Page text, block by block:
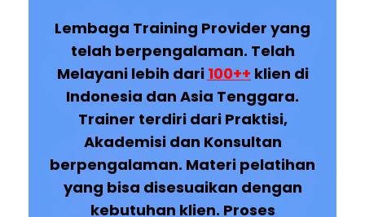
Lembaga Training Provider yang
telah berpengalaman. Telah
Melayani lebih dari 100++ klien di
Indonesia dan Asia Tenggara.
Trainer terdiri dari Praktisi,
Akademisi dan Konsultan
berpengalaman. Materi pelatihan
yang bisa disesuaikan dengan
kebutuhan klien. Proses